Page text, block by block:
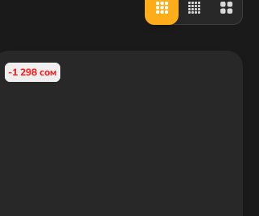
-1 298 сом